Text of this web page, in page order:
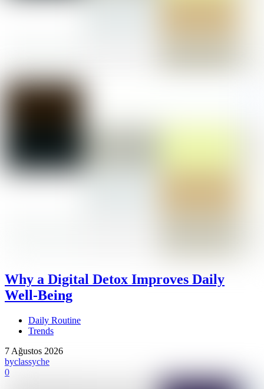
Why a Digital Detox Improves Daily
Well-Being
Daily Routine
Trends
7 Ağustos 2026
byclassyche
0